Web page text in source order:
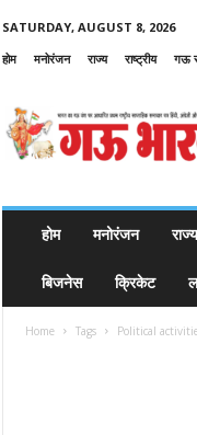
SATURDAY, AUGUST 8, 2026
होम
मनोरंजन राज्य राष्ट्रीय गऊ
u
होम
मनोरंजन राज्य
बिजनेस क्रिकेट
Home Tags Political